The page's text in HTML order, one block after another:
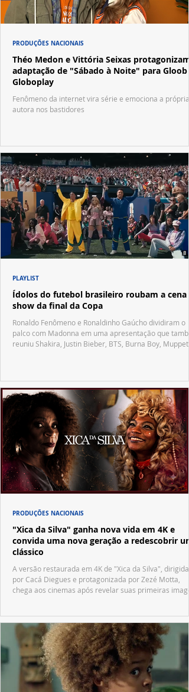
Théo Medon e Vittória Seixas protagonizam
adaptação de "Sábado à Noite" para Gloob e
Globoplay
Fenômeno da internet vira série e emociona a própria
autora nos bastidores
PRODUÇÕES NACIONAIS
Ídolos do futebol brasileiro roubam a cena
show da final da Copa
Ronaldo Fenômeno e Ronaldinho Gaúcho dividiram o
palco com Madonna em uma apresentação que
reuniu Shakira, Justin Bieber, BTS, Burna Boy, Muppets,
PLAYLIST
"Xica da Silva" ganha nova vida em 4K e
convida uma nova geração a redescobrir um
clássico
A versão restaurada em 4K de "Xica da Silva", dirigida
por Cacá Diegues e protagonizada por Zezé Motta,
chega aos cinemas após revelar suas primeiras
PRODUÇÕES NACIONAIS